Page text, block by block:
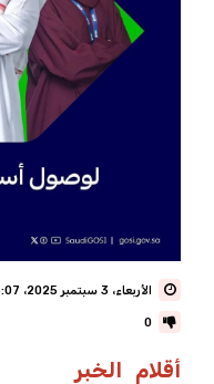
الأربعاء، 3 سبتمبر 2025، 3:07 م
0
أقلام الخبر